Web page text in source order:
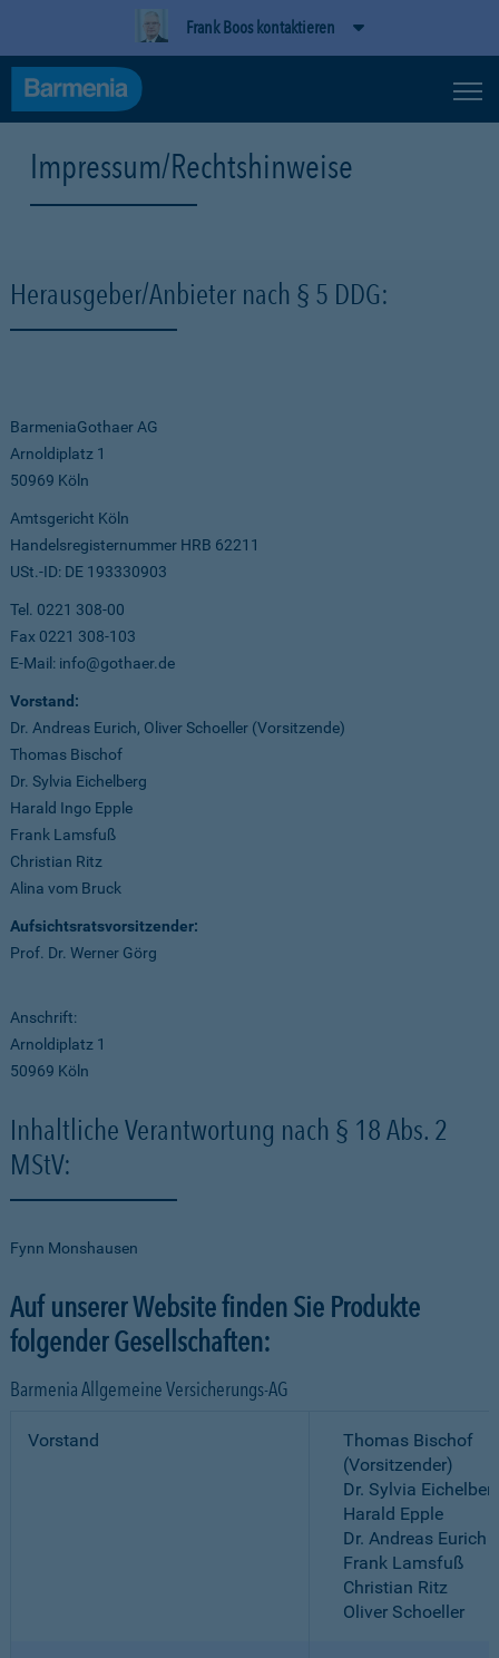
Frank Boos kontaktieren
Impressum/Rechtshinweise
Herausgeber/Anbieter nach § 5 DDG:
BarmeniaGothaer AG
Arnoldiplatz 1
50969 Köln
Amtsgericht Köln
Handelsregisternummer HRB 62211
USt.-ID: DE 193330903
Tel. 0221 308-00
Fax 0221 308-103
E-Mail: info@gothaer.de
Vorstand:
Dr. Andreas Eurich, Oliver Schoeller (Vorsitzende)
Thomas Bischof
Dr. Sylvia Eichelberg
Harald Ingo Epple
Frank Lamsfuß
Christian Ritz
Alina vom Bruck
Aufsichtsratsvorsitzender:
Prof. Dr. Werner Görg
Anschrift:
Arnoldiplatz 1
50969 Köln
Inhaltliche Verantwortung nach § 18 Abs. 2
MStV:
Fynn Monshausen
Auf unserer Website finden Sie Produkte
folgender Gesellschaften:
Barmenia Allgemeine Versicherungs-AG
Vorstand
Thomas Bischof
(Vorsitzender)
Dr. Sylvia
Harald Epple
Dr. Andreas Eurich
Frank Lamsfuß
Christian Ritz
Oliver Schoeller